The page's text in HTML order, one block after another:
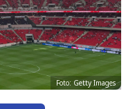
Foto: Getty Images